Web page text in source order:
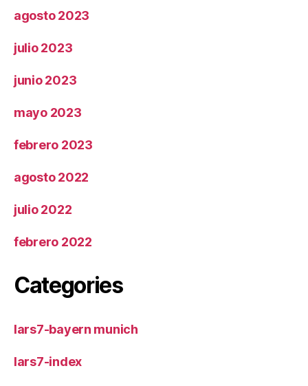
agosto 2023
julio 2023
junio 2023
mayo 2023
febrero 2023
agosto 2022
julio 2022
febrero 2022
Categories
lars7-bayern munich
lars7-index